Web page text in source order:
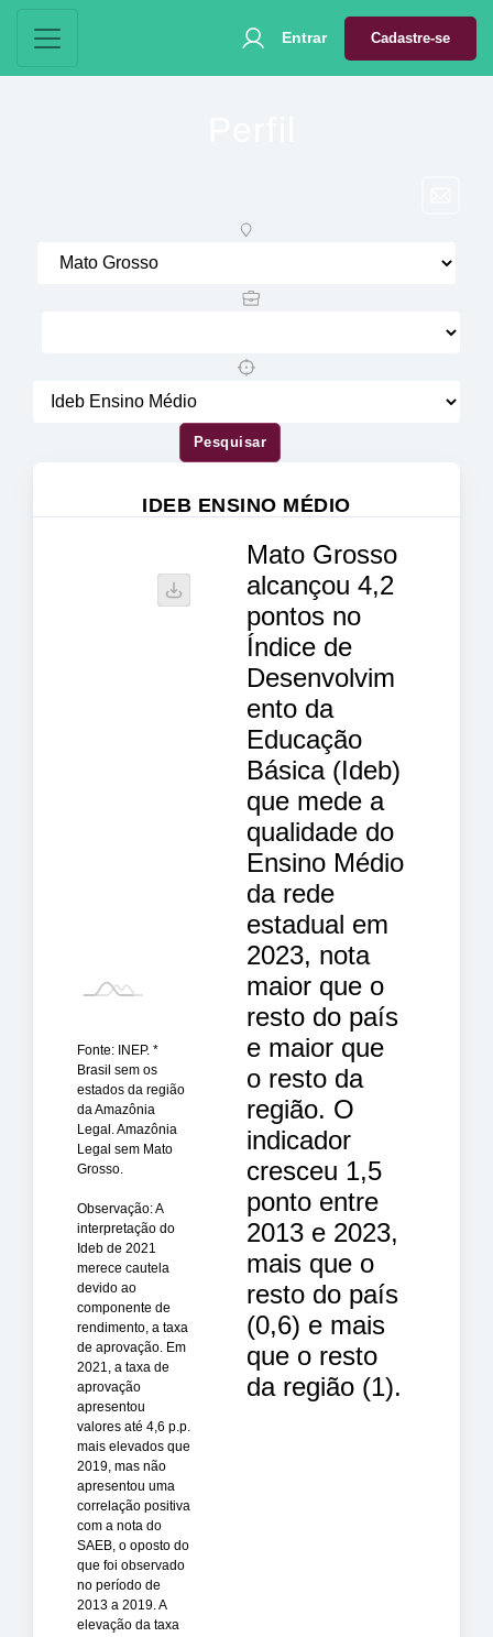
Entrar Cadastre-se
Pesquisar
IDEB ENSINO MÉDIO
Fonte: INEP. *
Brasil sem os
estados da região
da Amazônia
Legal. Amazônia
Legal sem Mato
Grosso.
Observação: A
interpretação do
Ideb de 2021
merece cautela
devido ao
componente de
rendimento, a taxa
de aprovação. Em
2021, a taxa de
aprovação
apresentou
valores até 4,6 p.p.
mais elevados que
2019, mas não
apresentou uma
correlação positiva
com a nota do
SAEB, o oposto do
que foi observado
no período de
2013 a 2019. A
elevação da taxa
Mato Grosso
alcançou 4,2
pontos no
Índice de
Desenvolvim
ento da
Educação
Básica (Ideb)
que mede a
qualidade do
Ensino Médio
da rede
estadual em
2023, nota
maior que o
resto do país
e maior que
o resto da
região. O
indicador
cresceu 1,5
ponto entre
2013 e 2023,
mais que o
resto do país
(0,6) e mais
que o resto
da região (1).